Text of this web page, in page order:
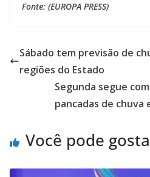
Fonte: (EUROPA PRESS)
Sábado tem previsão de
regiões do Estado
Segunda segue
pancadas de
Você pode